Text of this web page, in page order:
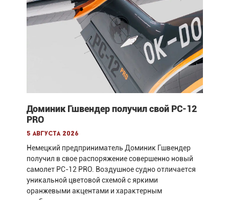
Доминик Гшвендер получил свой PC-12
PRO
5 августа 2026
Немецкий предприниматель Доминик Гшвендер
получил в свое распоряжение совершенно новый
самолет PC-12 PRO. Воздушное судно отличается
уникальной цветовой схемой с яркими
оранжевыми акцентами и характерным